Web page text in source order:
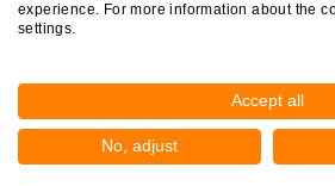
Nieuw-Weerdinge
Valthe
Exloo
1e Exloërmond
experience. For more information about the
settings.
Accept all
No, adjust